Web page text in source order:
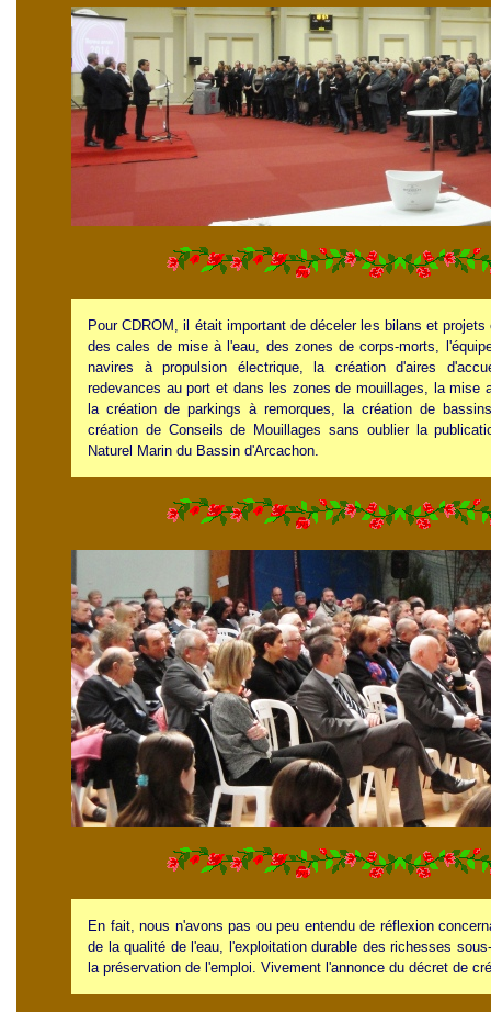
Pour CDROM, il était important de déceler les bilans et
des cales de mise à l'eau, des zones de corps-morts,
navires à propulsion électrique, la création d'aires
redevances au port et dans les zones de mouillages, la mise
la création de parkings à remorques, la création de
création de Conseils de Mouillages sans oublier la
Naturel Marin du Bassin d'Arcachon.
En fait, nous n'avons pas ou peu entendu de réflexion
de la qualité de l'eau, l'exploitation durable des richesses
la préservation de l'emploi. Vivement l'annonce du décret de